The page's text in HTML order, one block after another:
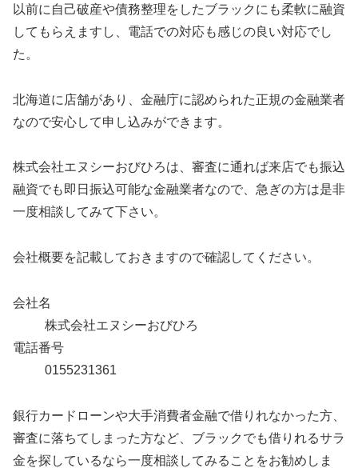
以前に自己破産や債務整理をしたブラックにも柔軟に融資
してもらえますし、電話での対応も感じの良い対応でし
た。
北海道に店舗があり、金融庁に認められた正規の金融業者
なので安心して申し込みができます。
株式会社エヌシーおびひろは、審査に通れば来店でも振込
融資でも即日振込可能な金融業者なので、急ぎの方は是非
一度相談してみて下さい。
会社概要を記載しておきますので確認してください。
会社名
株式会社エヌシーおびひろ
電話番号
0155231361
銀行カードローンや大手消費者金融で借りれなかった方、
審査に落ちてしまった方など、ブラックでも借りれるサラ
金を探しているなら一度相談してみることをお勧めしま